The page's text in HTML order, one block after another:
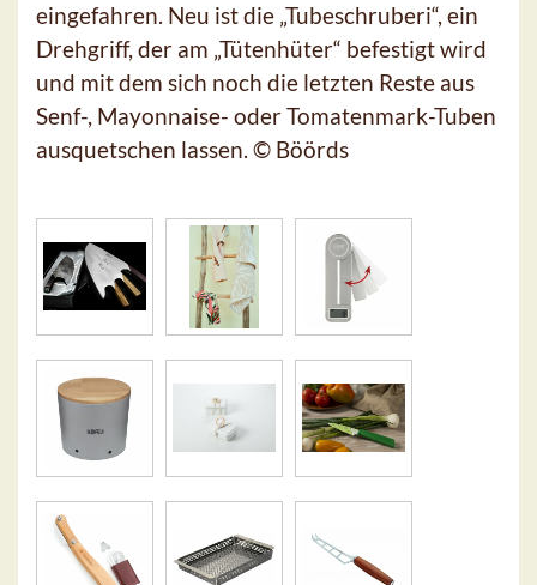
eingefahren. Neu ist die „Tubeschruberi“, ein
Drehgriff, der am „Tütenhüter“ befestigt wird
und mit dem sich noch die letzten Reste aus
Senf-, Mayonnaise- oder Tomatenmark-Tuben
ausquetschen lassen. © Böörds